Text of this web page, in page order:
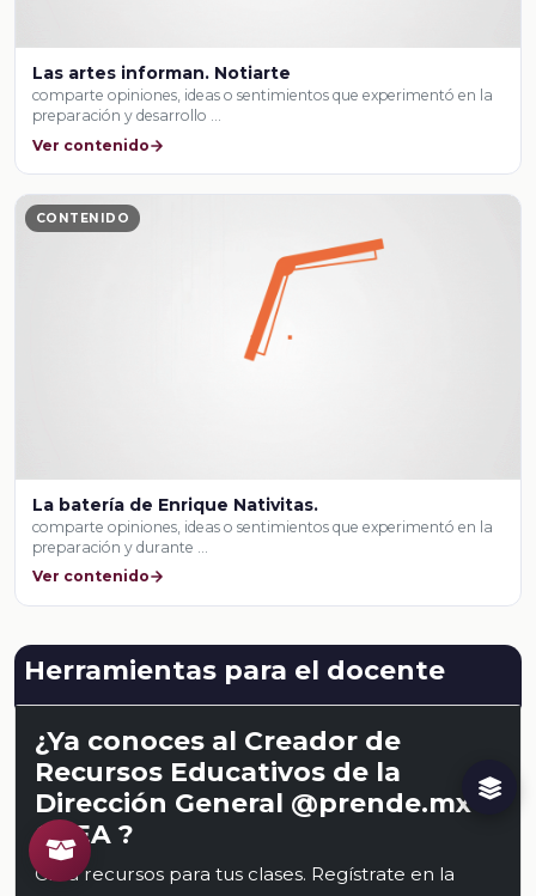
Las artes informan. Notiarte
comparte opiniones, ideas o sentimientos que experimentó en la
preparación y desarrollo …
Ver contenido
CONTENIDO
La batería de Enrique Nativitas.
comparte opiniones, ideas o sentimientos que experimentó en la
preparación y durante …
Ver contenido
Herramientas para el docente
¿Ya conoces al Creador de
Recursos Educativos de la
Dirección General @prende.mx
CREA ?
Crea recursos para tus clases. Regístrate en la